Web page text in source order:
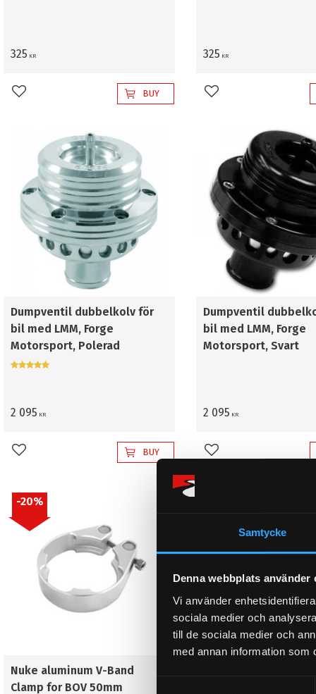
Samtycke
Denna webbplats använder
Vi använder
sociala medier och
till de sociala medier och
med annan information som
325 KR
Add to favorites BUY
325 KR
Add to favorites
Dumpventil dubbelkolv för
bil med LMM, Forge
Motorsport, Polerad
2 095 KR
Add to favorites BUY
Dumpventil
bil med LMM, Forge
Motorsport, Svart
2 095 KR
Add to favorites
Nuke aluminum V-Band
Clamp for BOV 50mm
20%